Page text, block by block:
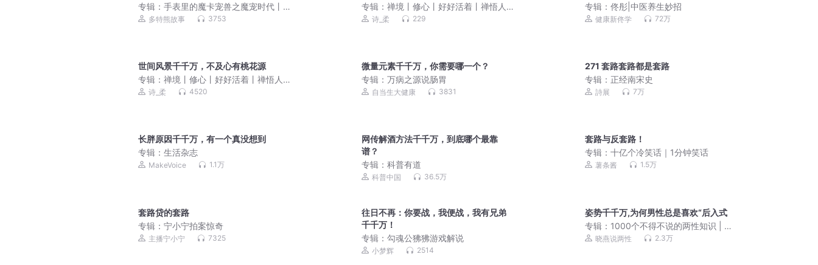
专辑： 手表里的魔卡宠兽之魔宠时代丨
多特熊故事丨秘境求生
多特熊故事 3753
专辑：禅境丨修心丨好好活着丨禅悟人
生 诗_柔 229
专辑：佟彤|中医养生妙招
健康新佟学 72万
世间风景千千万，不及心有桃花源
专辑： 禅境丨修心丨好好活着丨禅悟人
生 诗_柔 4520
微量元素千千万，你需要哪一个？
专辑：万病之源说肠胃
自当生大健康 3831
271 套路套路都是套路
专辑： 正经南宋史
詩展 7万
长胖原因千千万，有一个真没想到
专辑： 生活杂志
MakeVoice 1.1万
网传解酒方法千千万，到底哪个最靠
谱？
专辑：科普有道
科普中国 36.5万
套路与反套路！
专辑：十亿个冷笑话｜1分钟笑话
薯条酱 1.5万
套路贷的套路
专辑： 宁小宁拍案惊奇
主播宁小宁 7325
往日不再：你要战，我便战，我有兄弟
千千万！
专辑：勾魂公狒狒游戏解说
小梦辉 2514
姿势千千万,为何男性总是喜欢“后入式
专辑： 1000个不得不说的两性知识 | 性
知识性健康
晓燕说两性 2.3万